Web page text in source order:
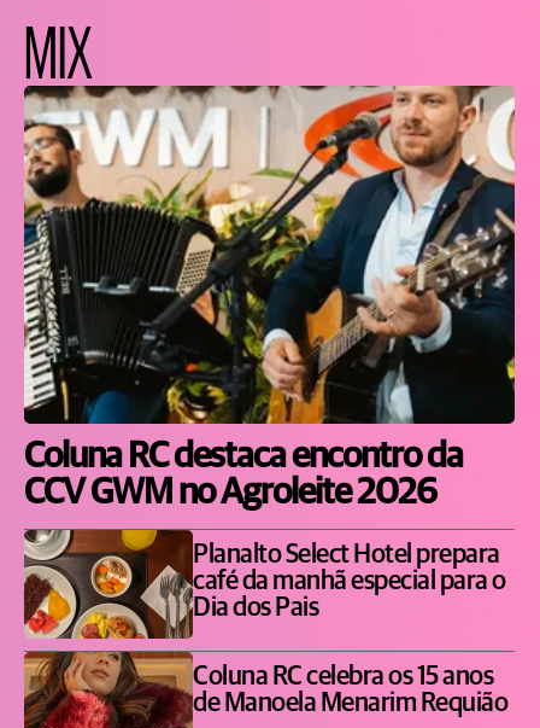
MIX
Coluna RC destaca encontro da
CCV GWM no Agroleite 2026
Planalto Select Hotel prepara
café da manhã especial para o
Dia dos Pais
Coluna RC celebra os 15 anos
de Manoela Menarim Requião